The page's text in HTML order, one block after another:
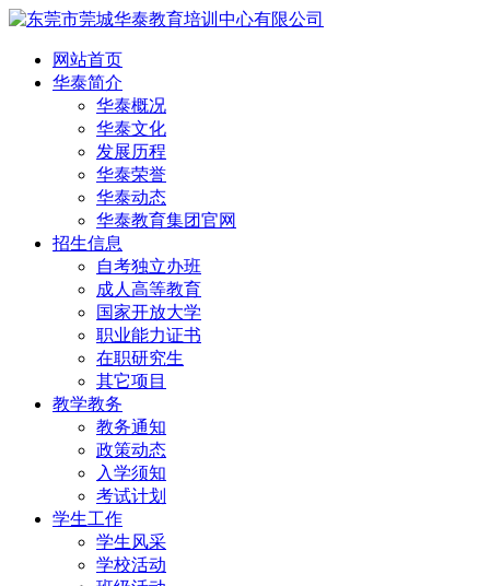
网站首页
华泰简介
华泰概况
华泰文化
发展历程
华泰荣誉
华泰动态
华泰教育集团官网
招生信息
自考独立办班
成人高等教育
国家开放大学
职业能力证书
在职研究生
其它项目
教学教务
教务通知
政策动态
入学须知
考试计划
学生工作
学生风采
学校活动